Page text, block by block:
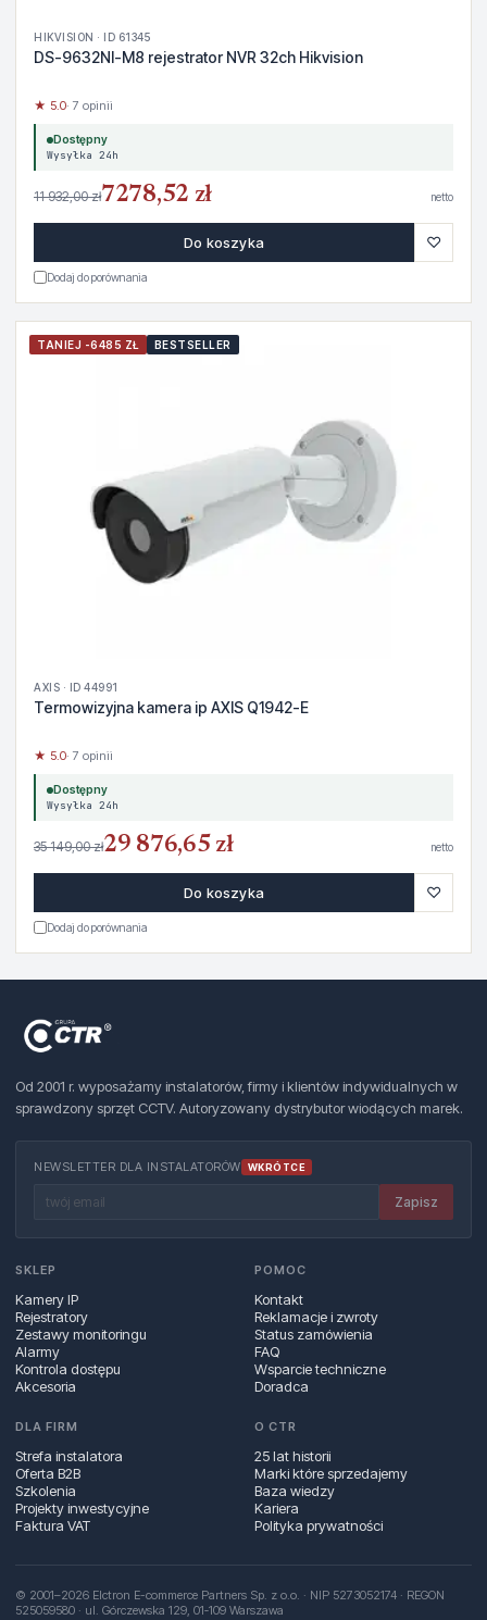
HIKVISION · ID 61345
DS-9632NI-M8 rejestrator NVR 32ch Hikvision
★ 5.0· 7 opinii
Dostępny
Wysyłka 24h
11 932,00 zł7278,52 zł netto
Do koszyka ♡
Dodaj do porównania
TANIEJ -6485 ZŁ BESTSELLER
AXIS · ID 44991
Termowizyjna kamera ip AXIS Q1942-E
★ 5.0· 7 opinii
Dostępny
Wysyłka 24h
35 149,00 zł29 876,65 zł netto
Do koszyka ♡
Dodaj do porównania
Od 2001 r. wyposażamy instalatorów, firmy i klientów indywidualnych w
sprawdzony sprzęt CCTV. Autoryzowany dystrybutor wiodących marek.
NEWSLETTER DLA INSTALATORÓW WKRÓTCE
Zapisz
SKLEP
Kamery IP
Rejestratory
Zestawy monitoringu
Alarmy
Kontrola dostępu
Akcesoria
POMOC
Kontakt
Reklamacje i zwroty
Status zamówienia
FAQ
Wsparcie techniczne
Doradca
DLA FIRM
Strefa instalatora
Oferta B2B
Szkolenia
Projekty inwestycyjne
Faktura VAT
O CTR
25 lat historii
Marki które sprzedajemy
Baza wiedzy
Kariera
Polityka prywatności
© 2001–2026 Elctron E-commerce Partners Sp. z o.o. · NIP 5273052174 · REGON
525059580 · ul. Górczewska 129, 01‑109 Warszawa